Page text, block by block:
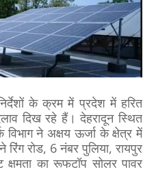
के क्रम में प्रदेश में हरित
दिख रहे हैं। देहरादून स्थित
ने अक्षय ऊर्जा के क्षेत्र में
रोड, 6 नंबर पुलिया, रायपुर
का रूफटॉप सोलर पावर